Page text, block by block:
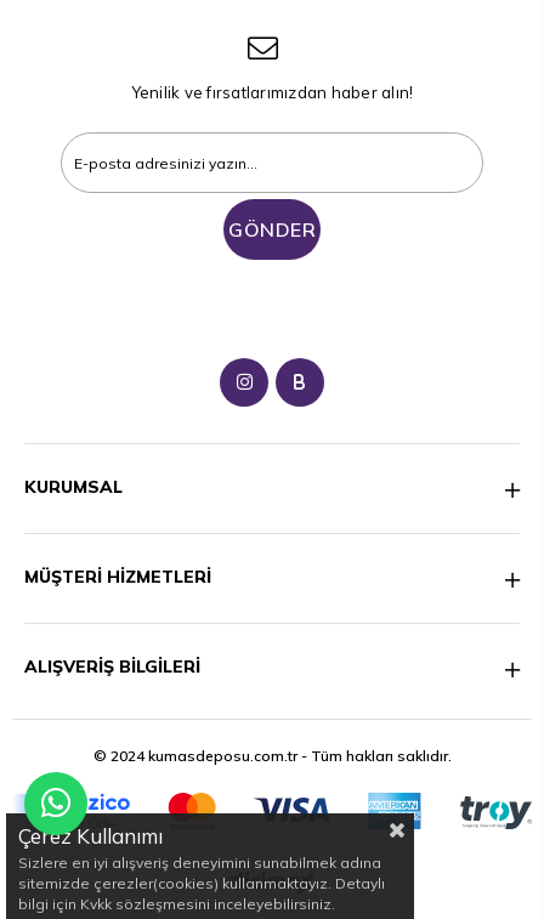
Yenilik ve fırsatlarımızdan haber alın!
GÖNDER
B
KURUMSAL
MÜŞTERİ HİZMETLERİ
ALIŞVERİŞ BİLGİLERİ
© 2024 kumasdeposu.com.tr - Tüm hakları saklıdır.
Çerez Kullanımı
Sizlere en iyi alışveriş deneyimini sunabilmek adına
sitemizde çerezler(cookies) kullanmaktayız. Detaylı
bilgi için Kvkk sözleşmesini inceleyebilirsiniz.